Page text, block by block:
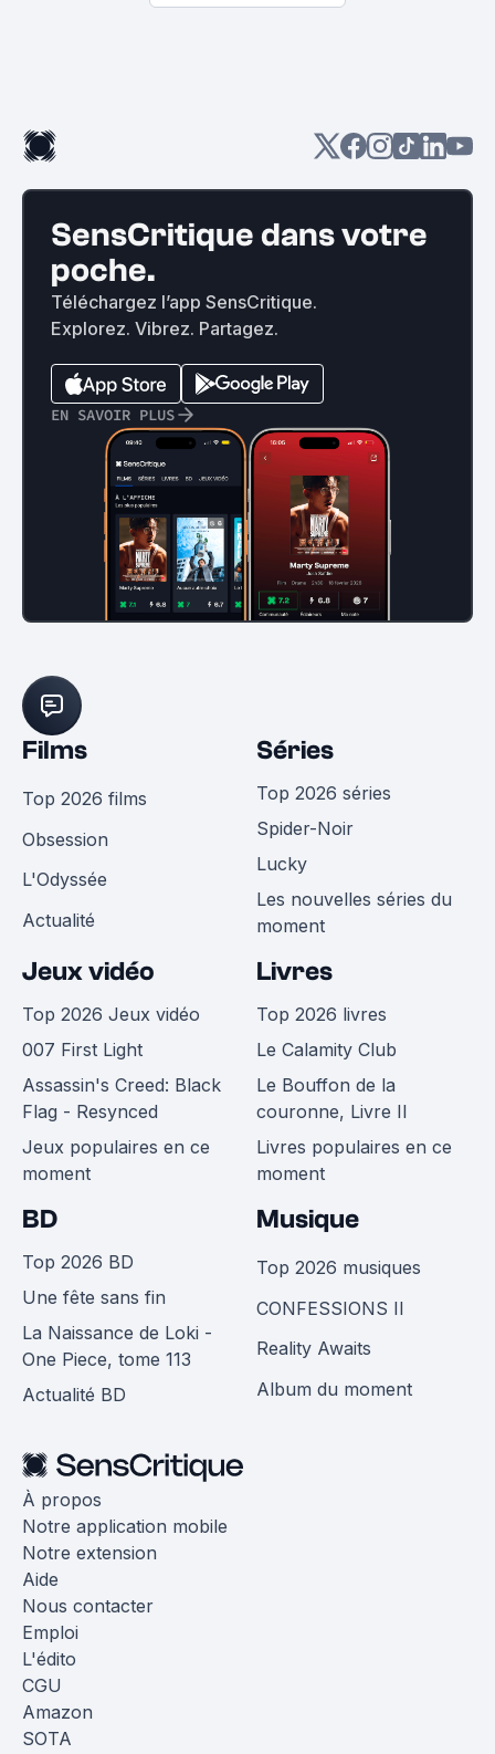
SensCritique dans votre
poche.
Téléchargez l’app SensCritique.
Explorez. Vibrez. Partagez.
EN SAVOIR PLUS
Films
Top 2026 films
Obsession
L'Odyssée
Actualité
Séries
Top 2026 séries
Spider-Noir
Lucky
Les nouvelles séries du
moment
Jeux vidéo
Top 2026 Jeux vidéo
007 First Light
Assassin's Creed: Black
Flag - Resynced
Jeux populaires en ce
moment
Livres
Top 2026 livres
Le Calamity Club
Le Bouffon de la
couronne, Livre II
Livres populaires en ce
moment
BD
Top 2026 BD
Une fête sans fin
La Naissance de Loki -
One Piece, tome 113
Actualité BD
Musique
Top 2026 musiques
CONFESSIONS II
Reality Awaits
Album du moment
À propos
Notre application mobile
Notre extension
Aide
Nous contacter
Emploi
L'édito
CGU
Amazon
SOTA